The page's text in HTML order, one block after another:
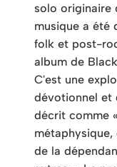
solo originaire
musique a été
folk et post-
album de
C'est une
dévotionnel et
décrit comme
de la